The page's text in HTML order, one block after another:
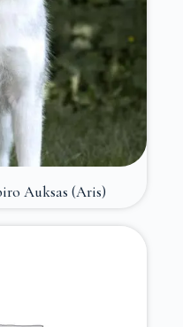
Auksas (Aris)